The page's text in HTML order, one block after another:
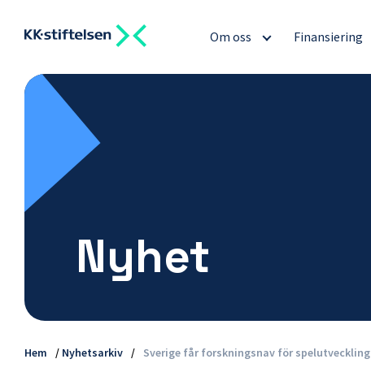
Om oss Finansiering
Nyhet
Hem / Nyhetsarkiv / Sverige får forskningsnav för spelutveckling